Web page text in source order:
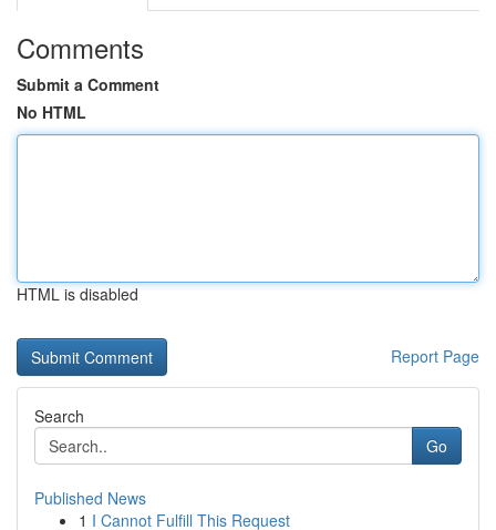
Comments
Submit a Comment
No HTML
HTML is disabled
Report Page
Search
Go
Published News
1 I Cannot Fulfill This Request